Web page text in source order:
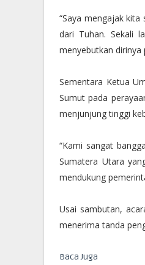
“Saya mengajak
dari Tuhan. Sekali
menyebutkan dirinya
Sementara Ketua
Sumut pada
menjunjung tinggi
“Kami sangat
Sumatera Utara
mendukung
Usai sambutan,
menerima tanda
Baca Juga